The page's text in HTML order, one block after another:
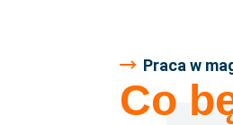
Praca w
Co